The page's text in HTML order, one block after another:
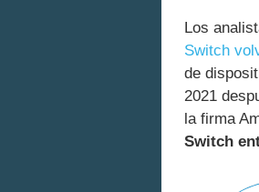
Los
Switch
de
2021
la firma
Switch